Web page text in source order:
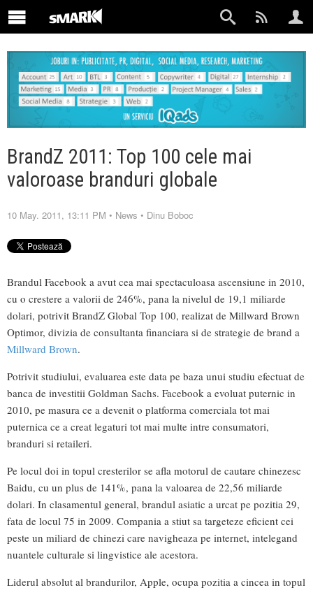
BrandZ 2011: Top 100 cele mai
valoroase branduri globale
10 May. 2011, 13:11 PM • News • Dinu Boboc
Brandul Facebook a avut cea mai spectaculoasa ascensiune in 2010,
cu o crestere a valorii de 246%, pana la nivelul de 19,1 miliarde
dolari, potrivit BrandZ Global Top 100, realizat de Millward Brown
Optimor, divizia de consultanta financiara si de strategie de brand a
Millward Brown.
Potrivit studiului, evaluarea este data pe baza unui studiu efectuat de
banca de investitii Goldman Sachs. Facebook a evoluat puternic in
2010, pe masura ce a devenit o platforma comerciala tot mai
puternica ce a creat legaturi tot mai multe intre consumatori,
branduri si retaileri.
Pe locul doi in topul cresterilor se afla motorul de cautare chinezesc
Baidu, cu un plus de 141%, pana la valoarea de 22,56 miliarde
dolari. In clasamentul general, brandul asiatic a urcat pe pozitia 29,
fata de locul 75 in 2009. Compania a stiut sa targeteze eficient cei
peste un miliard de chinezi care navigheaza pe internet, intelegand
nuantele culturale si lingvistice ale acestora.
Liderul absolut al brandurilor, Apple, ocupa pozitia a cincea in topul